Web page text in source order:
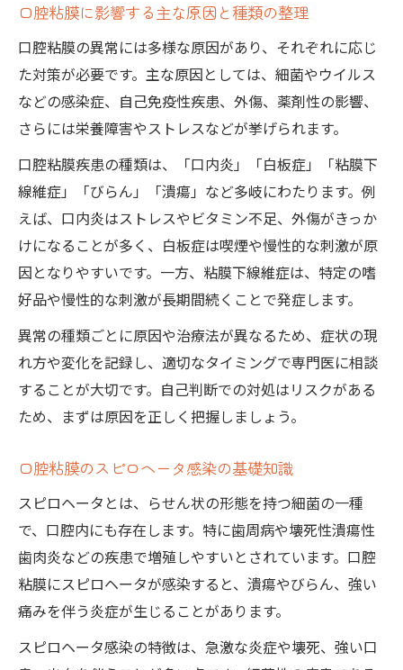
口腔粘膜異常を正確に見分けるためのポイ
ント
ニコルスキー現象が示す口腔疾患の特徴
口腔粘膜とニコルスキー現象の鑑別ポイン
ト
口腔粘膜異常で注目すべき臨床サイン
ニコルスキー現象のある口腔疾患の見分け
方
口腔粘膜に現れる剥離と水疱の特徴解説
口腔粘膜疾患と自己判断の注意点
自宅でできる安全な口腔粘膜セルフケア
口腔粘膜に使える消毒薬と保湿ケアの選び
方
口腔粘膜を守るうがいや保湿方法の実践例
口腔粘膜回復をサポートするセルフケア習
口腔粘膜の痛みや乾燥を和らげる工夫
口腔粘膜疾患と安全な自己ケアの限界を知
る
口腔粘膜に影響する主な原因と種類の整理
口腔粘膜の異常には多様な原因があり、それぞれに応じ
た対策が必要です。主な原因としては、細菌やウイルス
などの感染症、自己免疫性疾患、外傷、薬剤性の影響、
さらには栄養障害やストレスなどが挙げられます。
口腔粘膜疾患の種類は、「口内炎」「白板症」「粘膜下
線維症」「びらん」「潰瘍」など多岐にわたります。例
えば、口内炎はストレスやビタミン不足、外傷がきっか
けになることが多く、白板症は喫煙や慢性的な刺激が原
因となりやすいです。一方、粘膜下線維症は、特定の嗜
好品や慢性的な刺激が長期間続くことで発症します。
異常の種類ごとに原因や治療法が異なるため、症状の現
れ方や変化を記録し、適切なタイミングで専門医に相談
することが大切です。自己判断での対処はリスクがある
ため、まずは原因を正しく把握しましょう。
口腔粘膜のスピロヘータ感染の基礎知識
スピロヘータとは、らせん状の形態を持つ細菌の一種
で、口腔内にも存在します。特に歯周病や壊死性潰瘍性
歯肉炎などの疾患で増殖しやすいとされています。口腔
粘膜にスピロヘータが感染すると、潰瘍やびらん、強い
痛みを伴う炎症が生じることがあります。
スピロヘータ感染の特徴は、急激な炎症や壊死、強い口